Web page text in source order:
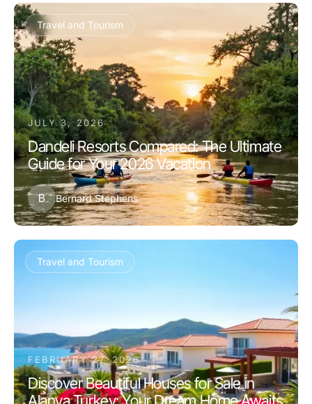
Travel and Tourism
JULY 3, 2026
Dandeli Resorts Compared: The Ultimate
Guide for Your 2026 Vacation
B Bernard Stephens
Travel and Tourism
FEBRUARY 27, 2026
Discover Beautiful Houses for Sale in